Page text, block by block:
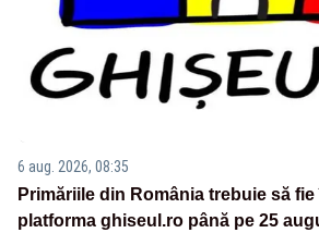
6 aug. 2026, 08:35
Primăriile din România trebuie să
platforma ghiseul.ro până pe 25